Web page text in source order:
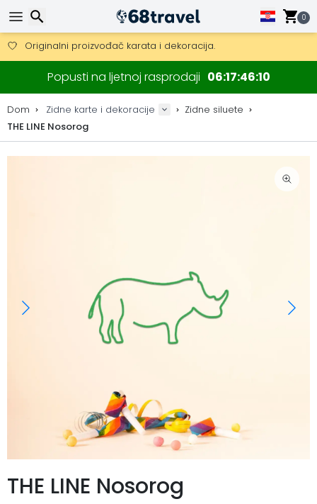
0
Mogućnost slanja DHL Expressom (dostava unutar 24 sata)
30 dana za povrat, 90 dana za drvene karte i dekoracije.
Originalni proizvođač karata i dekoracija.
Popusti na ljetnoj rasprodaji 06174610
Dom Zidne karte i dekoracije
Zidne siluete
THE LINE Nosorog
THE LINE Nosorog
Traži
Traži